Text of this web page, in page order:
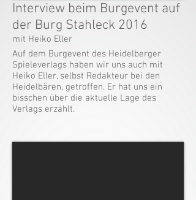
Interview beim Burgevent auf
der Burg Stahleck 2016
mit Heiko Eller
Auf dem Burgevent des Heidelberger
Spieleverlags haben wir uns auch mit
Heiko Eller, selbst Redakteur bei den
Heidelbären, getroffen. Er hat uns ein
bisschen über die aktuelle Lage des
Verlags erzählt.